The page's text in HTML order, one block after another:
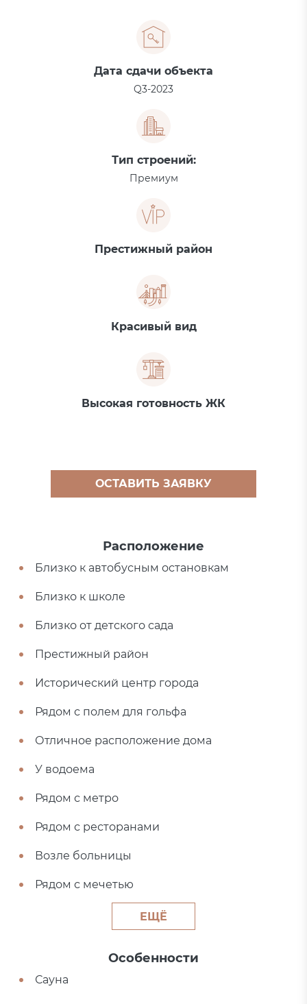
Дата сдачи объекта
Q3-2023
Тип строений:
Премиум
Престижный район
Красивый вид
Высокая готовность ЖК
ОСТАВИТЬ ЗАЯВКУ
Расположение
Близко к автобусным остановкам
Близко к школе
Близко от детского сада
Престижный район
Исторический центр города
Рядом с полем для гольфа
Отличное расположение дома
У водоема
Рядом с метро
Рядом с ресторанами
Возле больницы
Рядом с мечетью
ЕЩЁ
Особенности
Сауна